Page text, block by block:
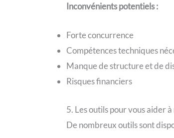
Inconvénients potentiels :
Forte concurrence
Compétences techniques
Manque de structure et de
Risques financiers
5. Les outils pour vous aider
De nombreux outils sont